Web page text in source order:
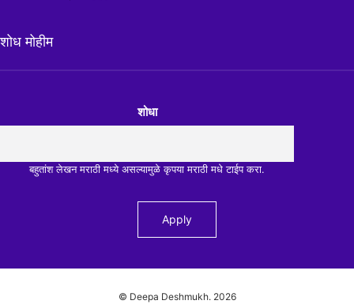
शोध मोहीम
शोधा
बहुतांश लेखन मराठी मध्ये असल्यामुळे कृपया मराठी मधे टाईप करा.
© Deepa Deshmukh. 2026